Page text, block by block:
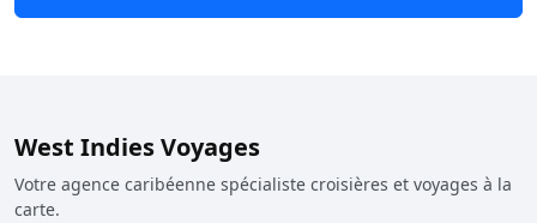
West Indies Voyages
Votre agence caribéenne spécialiste croisières et voyages à la
carte.